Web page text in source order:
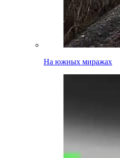
На южных миражах